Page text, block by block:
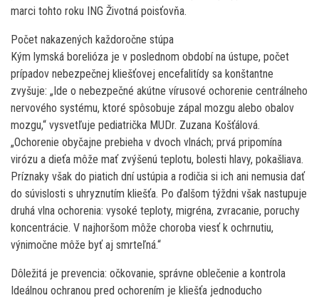
marci tohto roku ING Životná poisťovňa.
Počet nakazených každoročne stúpa
Kým lymská borelióza je v poslednom období na ústupe, počet
prípadov nebezpečnej kliešťovej encefalitídy sa konštantne
zvyšuje: „Ide o nebezpečné akútne vírusové ochorenie centrálneho
nervového systému, ktoré spôsobuje zápal mozgu alebo obalov
mozgu,“ vysvetľuje pediatrička MUDr. Zuzana Košťálová.
„Ochorenie obyčajne prebieha v dvoch vlnách; prvá pripomína
virózu a dieťa môže mať zvýšenú teplotu, bolesti hlavy, pokašliava.
Príznaky však do piatich dní ustúpia a rodičia si ich ani nemusia dať
do súvislosti s uhryznutím kliešťa. Po ďalšom týždni však nastupuje
druhá vlna ochorenia: vysoké teploty, migréna, zvracanie, poruchy
koncentrácie. V najhoršom môže choroba viesť k ochrnutiu,
výnimočne môže byť aj smrteľná.“
Dôležitá je prevencia: očkovanie, správne oblečenie a kontrola
Ideálnou ochranou pred ochorením je kliešťa jednoducho